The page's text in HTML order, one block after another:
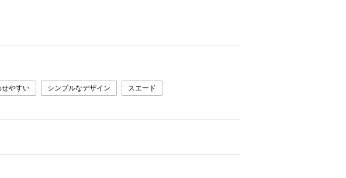
せやすい シンプルなデザイン スエード